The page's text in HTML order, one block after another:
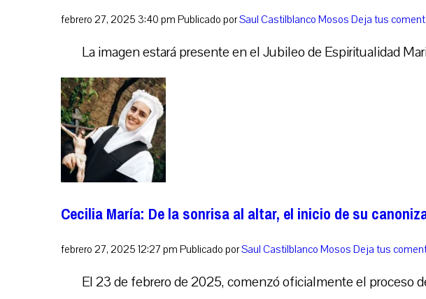
febrero 27, 2025 3:40 pm Publicado porSaul Castilblanco Mosos Deja tus
La imagen estará presente en el Jubileo de Espiritualidad
Cecilia María: De la sonrisa al altar, el inicio de su
febrero 27, 2025 12:27 pm Publicado porSaul Castilblanco Mosos Deja tus
El 23 de febrero de 2025, comenzó oficialmente el proceso